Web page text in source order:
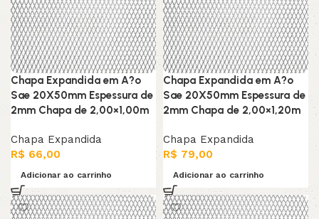
Chapa Expandida em A?o
Sae 20X50mm Espessura de
2mm Chapa de 2,00×1,00m
Chapa Expandida
R$ 66,00
Adicionar ao carrinho
Chapa Expandida em A?o
Sae 20X50mm Espessura de
2mm Chapa de 2,00×1,20m
Chapa Expandida
R$ 79,00
Adicionar ao carrinho